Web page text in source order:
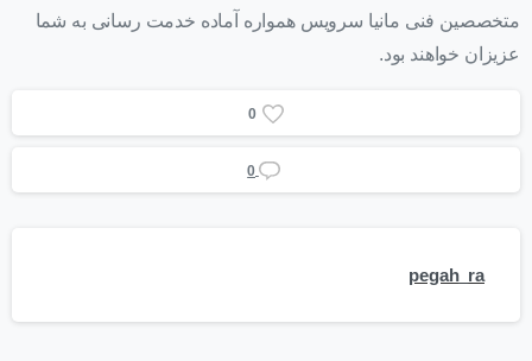
متخصصین فنی مانیا سرویس همواره آماده خدمت رسانی به شما
عزیزان خواهند بود.
0
0
pegah_ra